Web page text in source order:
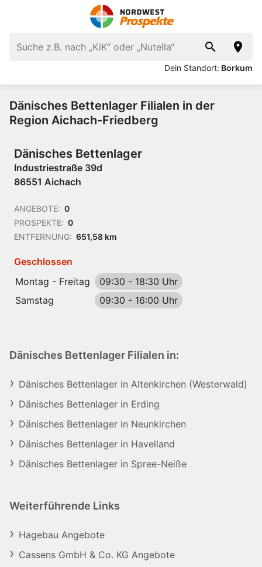
Dein Standort: Borkum
Dänisches Bettenlager Filialen in der
Region Aichach-Friedberg
Dänisches Bettenlager
Industriestraße 39d
86551 Aichach
ANGEBOTE: 0
PROSPEKTE: 0
ENTFERNUNG: 651,58 km
Geschlossen
Montag - Freitag
09:30 - 18:30 Uhr
Samstag
09:30 - 16:00 Uhr
Dänisches Bettenlager Filialen in:
Dänisches Bettenlager in Altenkirchen (Westerwald)
Dänisches Bettenlager in Erding
Dänisches Bettenlager in Neunkirchen
Dänisches Bettenlager in Havelland
Dänisches Bettenlager in Spree-Neiße
Weiterführende Links
Hagebau Angebote
Cassens GmbH & Co. KG Angebote